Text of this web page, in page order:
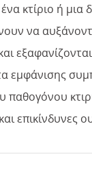
κτίριο ή
να
εμφάνισης
επικίνδυνες